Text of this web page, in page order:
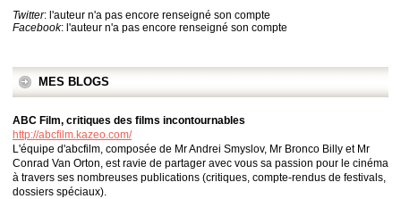
Twitter: l'auteur n'a pas encore renseigné son compte
Facebook: l'auteur n'a pas encore renseigné son compte
MES BLOGS
ABC Film, critiques des films incontournables
http://abcfilm.kazeo.com/
L'équipe d'abcfilm, composée de Mr Andrei Smyslov, Mr Bronco Billy et Mr
Conrad Van Orton, est ravie de partager avec vous sa passion pour le cinéma
à travers ses nombreuses publications (critiques, compte-rendus de festivals,
dossiers spéciaux).